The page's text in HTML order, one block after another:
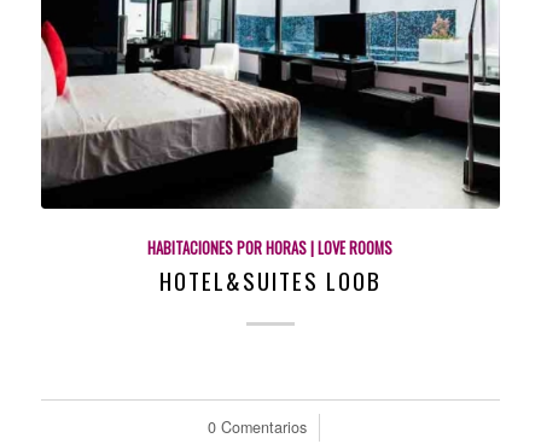
HABITACIONES POR HORAS | LOVE ROOMS
HOTEL&SUITES LOOB
0 Comentarios
/